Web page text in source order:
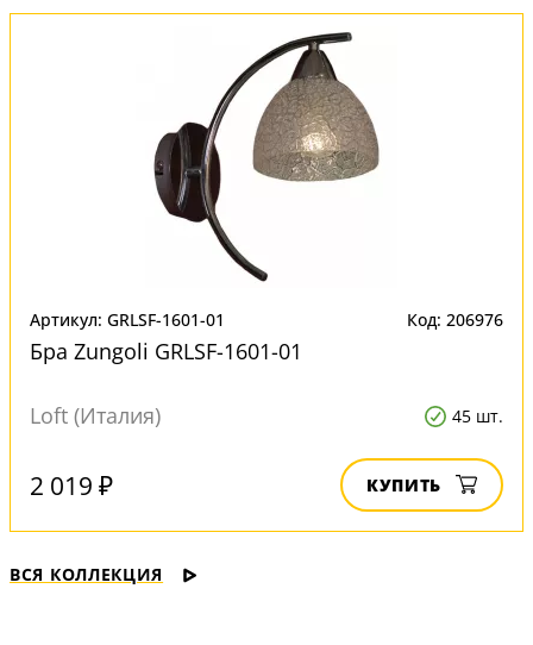
Артикул: GRLSF-1601-01 Код: 206976
Бра Zungoli GRLSF-1601-01
Loft (Италия) 45 шт.
2 019 ₽ КУПИТЬ
ВСЯ КОЛЛЕКЦИЯ